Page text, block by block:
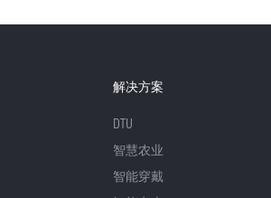
解决方案
DTU
智慧农业
智能穿戴